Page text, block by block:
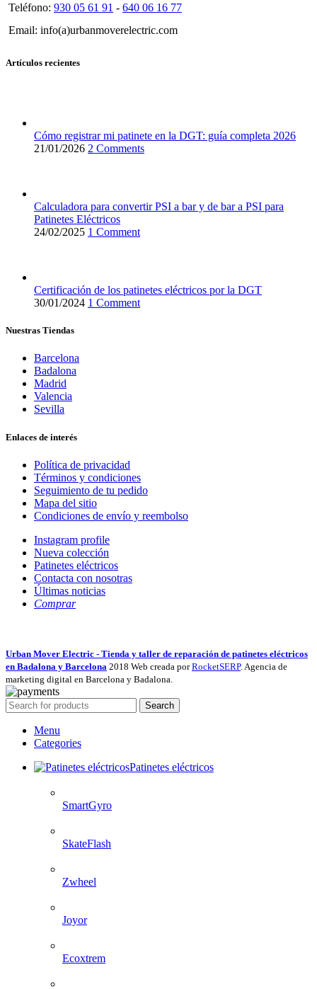
Teléfono: 930 05 61 91 - 640 06 16 77
Email: info(a)urbanmoverelectric.com
Artículos recientes
Cómo registrar mi patinete en la DGT: guía completa 2026
21/01/2026 2 Comments
Calculadora para convertir PSI a bar y de bar a PSI para
Patinetes Eléctricos
24/02/2025 1 Comment
Certificación de los patinetes eléctricos por la DGT
30/01/2024 1 Comment
Nuestras Tiendas
Barcelona
Badalona
Madrid
Valencia
Sevilla
Enlaces de interés
Política de privacidad
Términos y condiciones
Seguimiento de tu pedido
Mapa del sitio
Condiciones de envío y reembolso
Instagram profile
Nueva colección
Patinetes eléctricos
Contacta con nosotras
Últimas noticias
Comprar
Urban Mover Electric - Tienda y taller de reparación de patinetes eléctricos
en Badalona y Barcelona 2018 Web creada porRocketSERP. Agencia de
marketing digital en Barcelona y Badalona.
Search
Menu
Categories
Patinetes eléctricos
SmartGyro
SkateFlash
Zwheel
Joyor
Ecoxtrem